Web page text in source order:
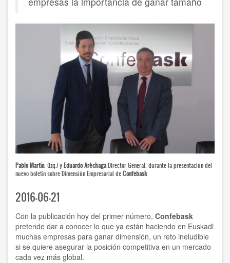
Pablo Martín, (izq.) yEduardo AréchagaDirector General, durante la presentación del
nuevo boletín sobre Dimensión Empresarial deConfebask
2016-06-21
Con la publicación hoy del primer número, Confebask
pretende dar a conocer lo que ya están haciendo en Euskadi
muchas empresas para ganar dimensión, un reto ineludible
si se quiere asegurar la posición competitiva en un mercado
cada vez más global.